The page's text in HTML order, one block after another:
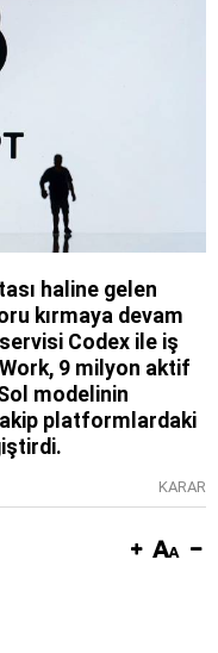
haline gelen
kırmaya devam
Codex ile iş
9 milyon aktif
modelinin
platformlardaki
KARAR